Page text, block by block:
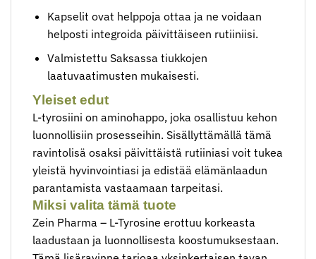
Kapselit ovat helppoja ottaa ja ne voidaan
helposti integroida päivittäiseen rutiiniisi.
Valmistettu Saksassa tiukkojen
laatuvaatimusten mukaisesti.
Yleiset edut
L-tyrosiini on aminohappo, joka osallistuu kehon
luonnollisiin prosesseihin. Sisällyttämällä tämä
ravintolisä osaksi päivittäistä rutiiniasi voit tukea
yleistä hyvinvointiasi ja edistää elämänlaadun
parantamista vastaamaan tarpeitasi.
Miksi valita tämä tuote
Zein Pharma – L-Tyrosine erottuu korkeasta
laadustaan ​​ja luonnollisesta koostumuksestaan.